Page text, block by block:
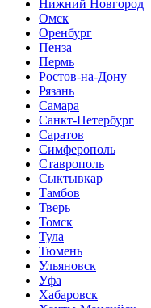
Нижний Новгород
Омск
Оренбург
Пенза
Пермь
Ростов-на-Дону
Рязань
Самара
Санкт-Петербург
Саратов
Симферополь
Ставрополь
Сыктывкар
Тамбов
Тверь
Томск
Тула
Тюмень
Ульяновск
Уфа
Хабаровск